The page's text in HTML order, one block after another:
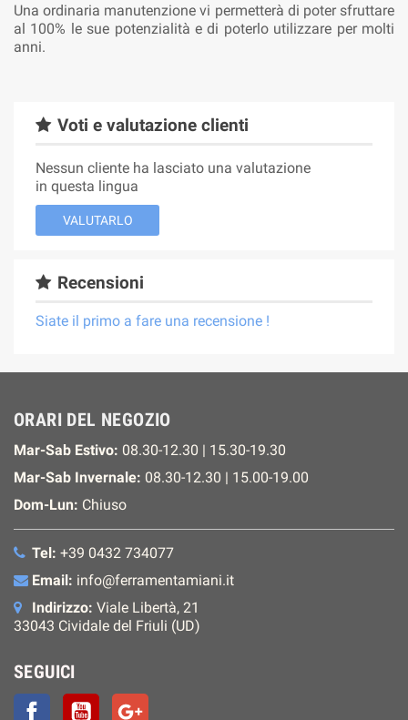
Una ordinaria manutenzione vi permetterà di poter sfruttare
al 100% le sue potenzialità e di poterlo utilizzare per molti
anni.
Voti e valutazione clienti
Nessun cliente ha lasciato una valutazione
in questa lingua
VALUTARLO
Recensioni
Siate il primo a fare una recensione !
ORARI DEL NEGOZIO
Mar-Sab Estivo: 08.30-12.30 | 15.30-19.30
Mar-Sab Invernale: 08.30-12.30 | 15.00-19.00
Dom-Lun: Chiuso
Tel: +39 0432 734077
Email: info@ferramentamiani.it
Indirizzo: Viale Libertà, 21
33043 Cividale del Friuli (UD)
SEGUICI
FacebookYouTube